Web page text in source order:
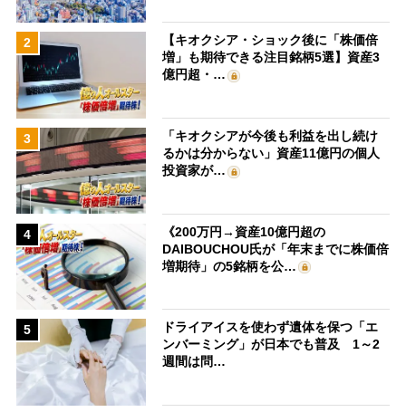
2
【キオクシア・ショック後に「株価倍
増」も期待できる注目銘柄5選】資産3
億円超・…
3
「キオクシアが今後も利益を出し続け
るかは分からない」資産11億円の個人
投資家が…
4
《200万円→資産10億円超の
DAIBOUCHOU氏が「年末までに株価倍
増期待」の5銘柄を公…
5
ドライアイスを使わず遺体を保つ「エ
ンバーミング」が日本でも普及 1～2
週間は問…